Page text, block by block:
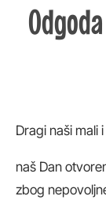
Dragi naši mali
naš Dan
zbog